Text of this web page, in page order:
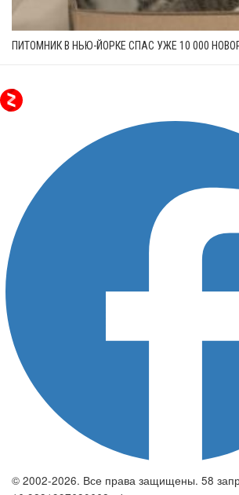
ПИТОМНИК В НЬЮ-ЙОРКЕ СПАС УЖЕ 10 000
© 2002-2026. Все права защищены. 58